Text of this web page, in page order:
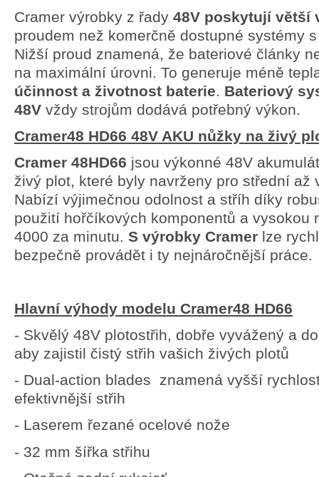
Cramer výrobky z řady 48V poskytují větší
proudem než komerčně dostupné systémy
Nižší proud znamená, že bateriové články
na maximální úrovni. To generuje méně
účinnost a životnost baterie. Bateriový
48V vždy strojům dodává potřebný výkon.
Cramer
HD66 48V AKU nůžky na živý
Cramer 48HD66 jsou výkonné 48V
živý plot, které byly navrženy pro střední až
Nabízí výjimečnou odolnost a stříh díky
použití hořčíkových komponentů a vysokou
4000 za minutu. S výrobky Cramer lze
bezpečně provádět i ty nejnáročnější práce.
Hlavní výhody modelu Cramer
HD66
- Skvělý 48V plotostřih, dobře vyvážený a
aby zajistil čistý střih vašich živých plotů
- Dual-action blades znamená vyšší
efektivnější střih
- Laserem řezané ocelové nože
- 32 mm šířka střihu